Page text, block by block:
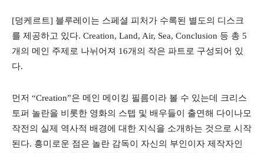
[덩케르트] 블루레이는 스페셜 피처가 수록된 별도의 디스크
를 제공하고 있다. Creation, Land, Air, Sea, Conclusion 등 총 5
개의 메인 주제로 나뉘어져 16개의 작은 파트로 구성되어 있
다.
먼저 “Creation”은 메인 메이킹 필름이라 볼 수 있는데 크리스
토퍼 놀란을 비롯한 영화의 스텝 및 배우들이 출연해 다이나모
작전의 실제 역사적 배경에 대한 지식을 소개하는 것으로 시작
된다. 흥미로운 점은 놀란 감독이 자신의 부인이자 제작자인